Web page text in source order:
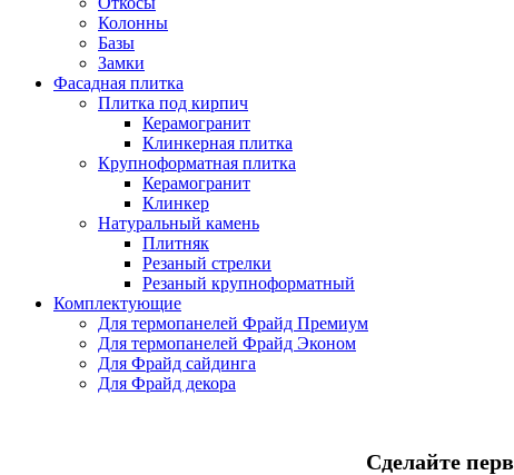
Колонны
Базы
Замки
Фасадная плитка
Плитка под кирпич
Керамогранит
Клинкерная плитка
Крупноформатная плитка
Керамогранит
Клинкер
Натуральный камень
Плитняк
Резаный стрелки
Резаный крупноформатный
Комплектующие
Для термопанелей Фрайд Премиум
Для термопанелей Фрайд Эконом
Для Фрайд сайдинга
Для Фрайд декора
Сделайте